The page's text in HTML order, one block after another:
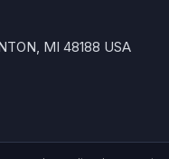
MI 48188 USA